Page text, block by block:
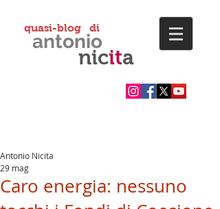
quasi-blog di
nicita
Caro energia: nessuno
Antonio Nicita
29 mag